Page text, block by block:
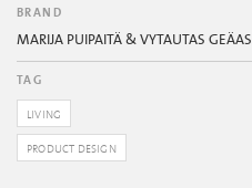
BRAND
MARIJA PUIPAITÄ & VYTAUTAS GEÄAS
TAG
LIVING
PRODUCT DESIGN